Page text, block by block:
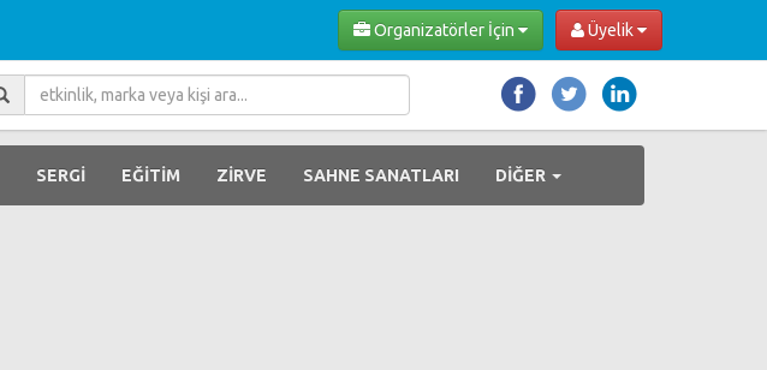
Üyelik
Organizatörler İçin
SERGİ EĞİTİM ZİRVE SAHNE SANATLARI DİĞER